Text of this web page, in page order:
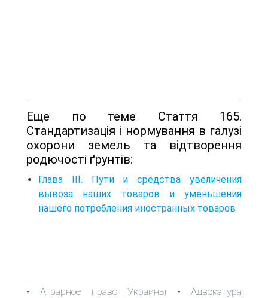
Еще по теме Стаття 165.
Стандартизація і нормування в галузі
охорони земель та відтворення
родючості ґрунтів:
Глава III. Пути и средства увеличения
вывоза наших товаров и уменьшения
нашего потребления иностранных товаров
-Аграрное право Украины -Адвокатура